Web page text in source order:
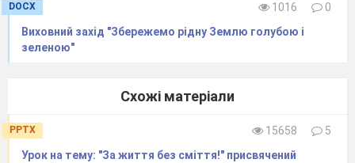
Сонце і місяць )
Чорна корова весь світ поборола. (
ВЕДУЧИЙ: ТРЕТІЙ КОНКУРС
«ВУСТАМИ ДИТИНИ»
Кожній команді зачитуються дитячі
DOCX 1016
0
Виховний захід "Збережемо рідну Землю голубою і
зеленою"
Схожі матеріали
PPTX 15658
5
Урок на тему: "За життя без сміття!" присвячений